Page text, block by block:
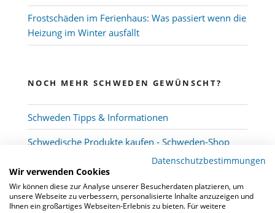
Frostschäden im Ferienhaus: Was passiert wenn die
Heizung im Winter ausfällt
NOCH MEHR SCHWEDEN GEWÜNSCHT?
Schweden Tipps & Informationen
Schwedische Produkte kaufen - Schweden-Shop
Datenschutzbestimmungen
Wir verwenden Cookies
Wir können diese zur Analyse unserer Besucherdaten platzieren, um
unsere Webseite zu verbessern, personalisierte Inhalte anzuzeigen und
Ihnen ein großartiges Webseiten-Erlebnis zu bieten. Für weitere